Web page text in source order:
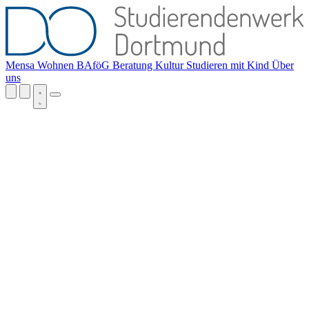
Mensa Wohnen BAföG Beratung Kultur Studieren mit Kind Über
uns